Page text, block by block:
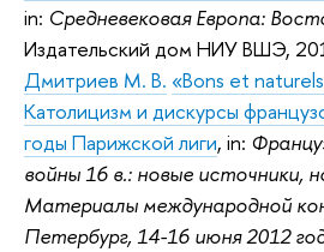
in: Средневековая Европа:
Издательский дом НИУ ВШЭ,
Дмитриев М. В. «Bons et
Католицизм и дискурсы
годы Парижской лиги, in:
войны 16 в.: новые источники,
Материалы международной
Петербург, 14-16 июня 2012